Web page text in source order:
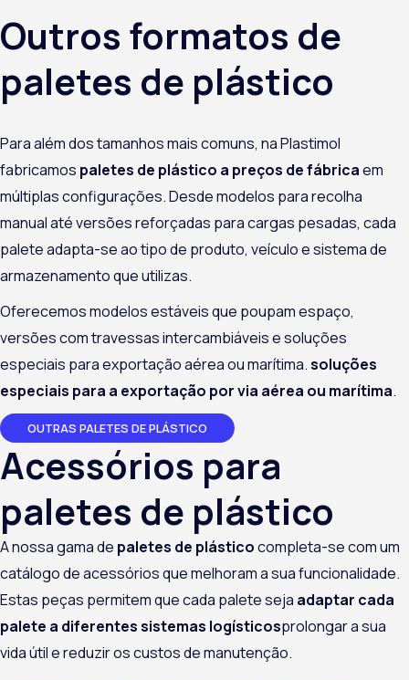
Outros formatos de
paletes de plástico
Para além dos tamanhos mais comuns, na Plastimol
fabricamos paletes de plástico a preços de fábricaem
múltiplas configurações. Desde modelos para recolha
manual até versões reforçadas para cargas pesadas, cada
palete adapta-se ao tipo de produto, veículo e sistema de
armazenamento que utilizas.
Oferecemos modelos estáveis que poupam espaço,
versões com travessas intercambiáveis e soluções
especiais para exportação aérea ou marítima.soluções
especiais para a exportação por via aérea ou marítima.
OUTRAS PALETES DE PLÁSTICO
Acessórios para
paletes de plástico
A nossa gama de paletes de plásticocompleta-se com um
catálogo de acessórios que melhoram a sua funcionalidade.
Estas peças permitem que cada palete seja adaptar cada
palete a diferentes sistemas logísticosprolongar a sua
vida útil e reduzir os custos de manutenção.